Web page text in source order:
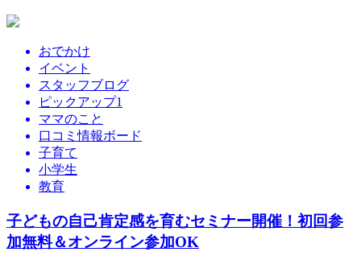
おでかけ
イベント
スタッフブログ
ピックアップ1
ママのこと
口コミ情報ボード
子育て
小学生
教育
子どもの自己肯定感を育むセミナー開催！初回参
加無料＆オンライン参加OK